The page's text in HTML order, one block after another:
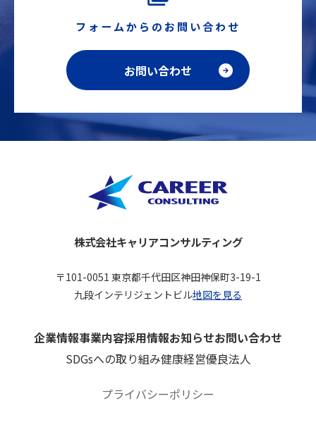
フォームからのお問い合わせ
お問い合わせ
株式会社キャリアコンサルティング
〒101-0051 東京都千代田区神田神保町3-19-1
九段インテリジェントビル地図を見る
企業情報事業内容採用情報お知らせお問い合わせ
SDGsへの取り組み健康経営優良法人
プライバシーポリシー